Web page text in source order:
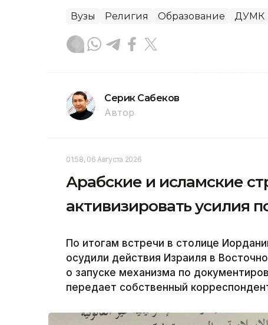
Вузы Религия Образование ДУМК
Серик Сабеков
Автор
01:58, 06 Августа 2026
Арабские и исламские
активизировать усилия
По итогам встречи в столице
осудили действия Израиля в
о запуске механизма по
передает собственный